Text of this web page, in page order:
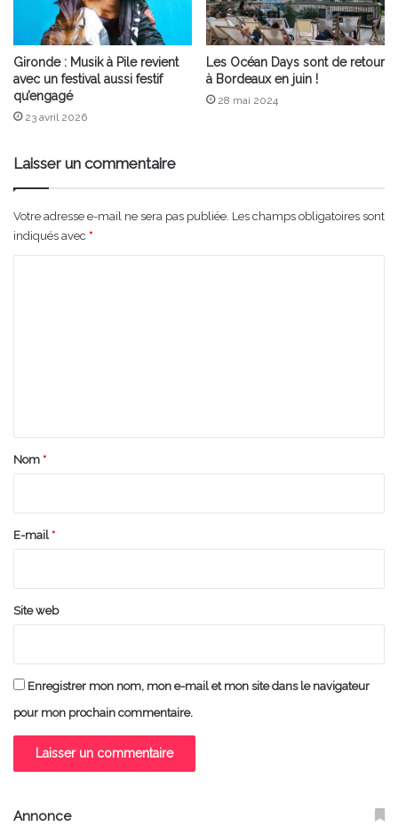
Gironde : Musik à Pile revient
avec un festival aussi festif
qu’engagé
23 avril 2026
Les Océan Days sont de retour
à Bordeaux en juin !
28 mai 2024
Laisser un commentaire
Votre adresse e-mail ne sera pas publiée. Les champs obligatoires sont
indiqués avec *
a
e
Nom *
E-mail *
Site web
Enregistrer mon nom, mon e-mail et mon site dans le navigateur
pour mon prochain commentaire.
Annonce